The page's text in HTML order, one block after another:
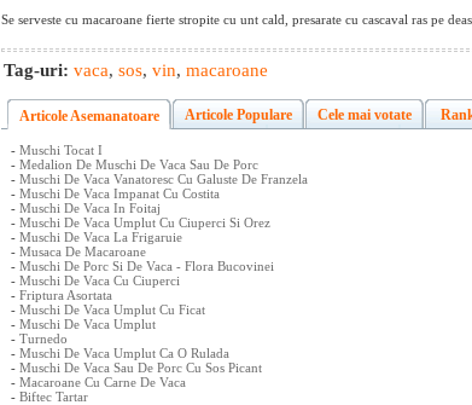
Se serveste cu macaroane fierte stropite cu unt cald, presarate cu cascaval ras pe
Tag-uri: vaca, sos, vin, macaroane
Articole Asemanatoare Articole Populare Cele mai votate
- Muschi Tocat I
- Medalion De Muschi De Vaca Sau De Porc
- Muschi De Vaca Vanatoresc Cu Galuste De Franzela
- Muschi De Vaca Impanat Cu Costita
- Muschi De Vaca In Foitaj
- Muschi De Vaca Umplut Cu Ciuperci Si Orez
- Muschi De Vaca La Frigaruie
- Musaca De Macaroane
- Muschi De Porc Si De Vaca - Flora Bucovinei
- Muschi De Vaca Cu Ciuperci
- Friptura Asortata
- Muschi De Vaca Umplut Cu Ficat
- Muschi De Vaca Umplut
- Turnedo
- Muschi De Vaca Umplut Ca O Rulada
- Muschi De Vaca Sau De Porc Cu Sos Picant
- Macaroane Cu Carne De Vaca
- Biftec Tartar